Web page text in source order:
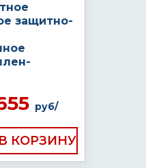
защитно-
руб/